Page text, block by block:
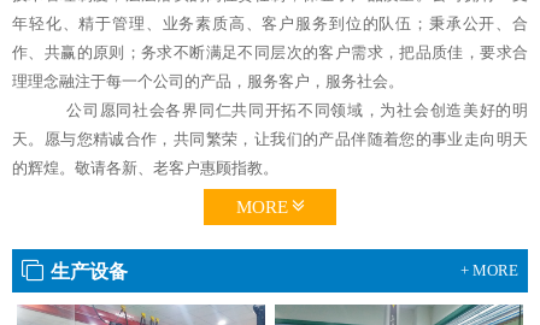
年轻化、精于管理、业务素质高、客户服务到位的队伍；秉承公开、合
作、共赢的原则；务求不断满足不同层次的客户需求，把品质佳，要求合
理理念融注于每一个公司的产品，服务客户，服务社会。
公司愿同社会各界同仁共同开拓不同领域，为社会创造美好的明
天。愿与您精诚合作，共同繁荣，让我们的产品伴随着您的事业走向明天
的辉煌。敬请各新、老客户惠顾指教。
MORE
生产设备 + MORE